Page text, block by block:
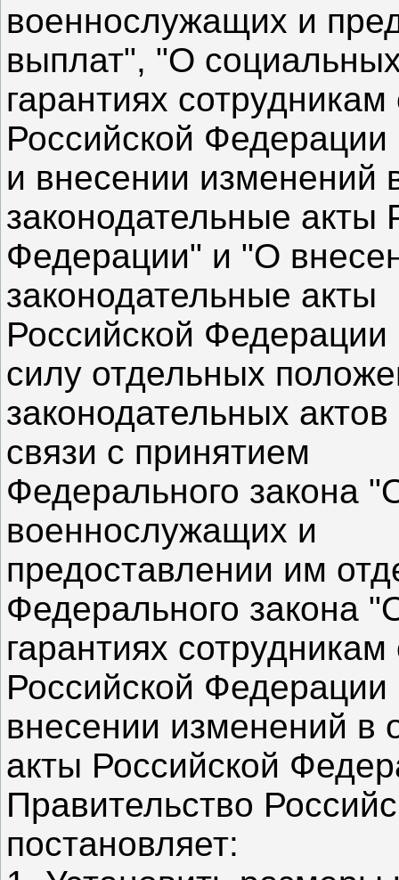
военнослужащих и
выплат", "О
гарантиях
Российской Федерации
и внесении изменений
законодательные акты
Федерации" и "О
законодательные акты
Российской
силу отдельных
законодательных
связи с принятием
Федерального закона
военнослужащих и
предоставлении им
Федерального закона
гарантиях
Российской Федерации
внесении изменений в
акты Российской
Правительство
постановляет: